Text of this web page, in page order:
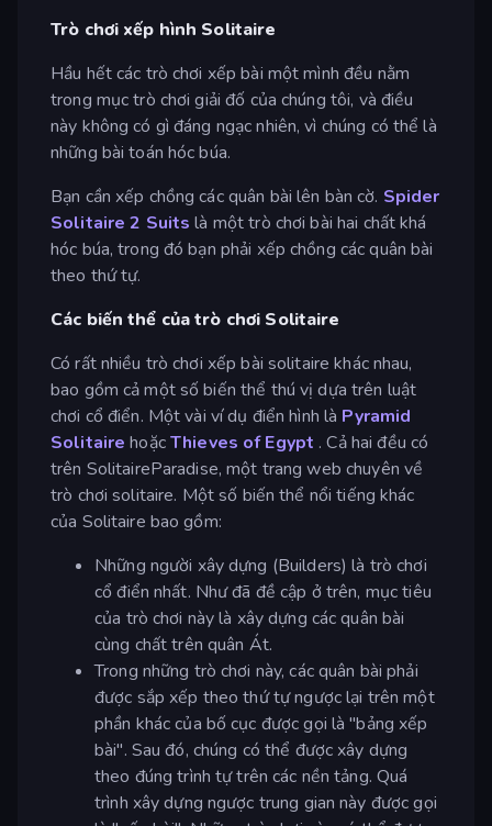
Trò chơi xếp hình Solitaire
Hầu hết các trò chơi xếp bài một mình đều nằm
trong mục trò chơi giải đố của chúng tôi, và điều
này không có gì đáng ngạc nhiên, vì chúng có thể là
những bài toán hóc búa.
Bạn cần xếp chồng các quân bài lên bàn cờ. Spider
Solitaire 2 Suits là một trò chơi bài hai chất khá
hóc búa, trong đó bạn phải xếp chồng các quân bài
theo thứ tự.
Các biến thể của trò chơi Solitaire
Có rất nhiều trò chơi xếp bài solitaire khác nhau,
bao gồm cả một số biến thể thú vị dựa trên luật
chơi cổ điển. Một vài ví dụ điển hình là Pyramid
Solitaire hoặcThieves of Egypt . Cả hai đều có
trên SolitaireParadise, một trang web chuyên về
trò chơi solitaire. Một số biến thể nổi tiếng khác
của Solitaire bao gồm:
Những người xây dựng (Builders) là trò chơi
cổ điển nhất. Như đã đề cập ở trên, mục tiêu
của trò chơi này là xây dựng các quân bài
cùng chất trên quân Át.
Trong những trò chơi này, các quân bài phải
được sắp xếp theo thứ tự ngược lại trên một
phần khác của bố cục được gọi là "bảng xếp
bài". Sau đó, chúng có thể được xây dựng
theo đúng trình tự trên các nền tảng. Quá
trình xây dựng ngược trung gian này được gọi